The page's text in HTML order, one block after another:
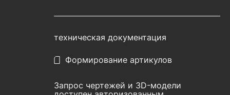
техническая документация
Формирование артикулов
Запрос чертежей и 3D-модели